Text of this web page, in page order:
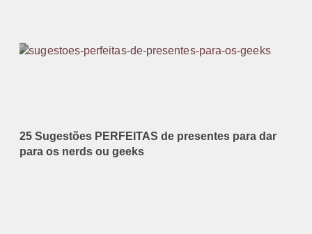
25 Sugestões PERFEITAS de presentes para dar
para os nerds ou geeks